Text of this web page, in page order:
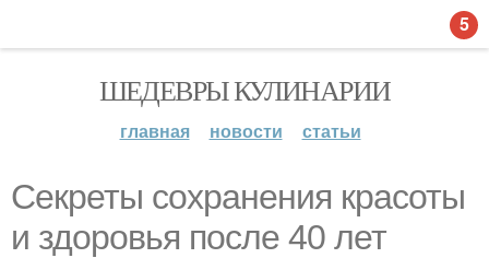
ШЕДЕВРЫ КУЛИНАРИИ
главная новости статьи
Секреты сохранения красоты
и здоровья после 40 лет
5